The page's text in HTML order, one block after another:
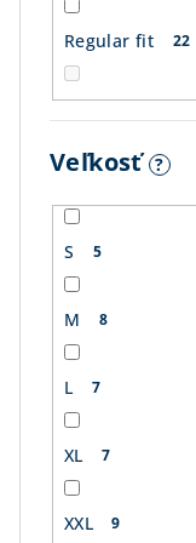
Regular fit 22
Veľkosť ?
S 5
M 8
L 7
XL 7
XXL 9